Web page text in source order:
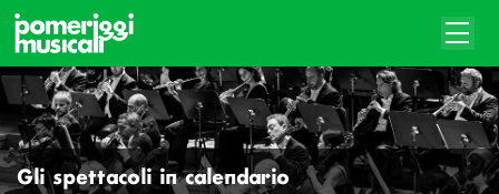
Gli spettacoli in calendario